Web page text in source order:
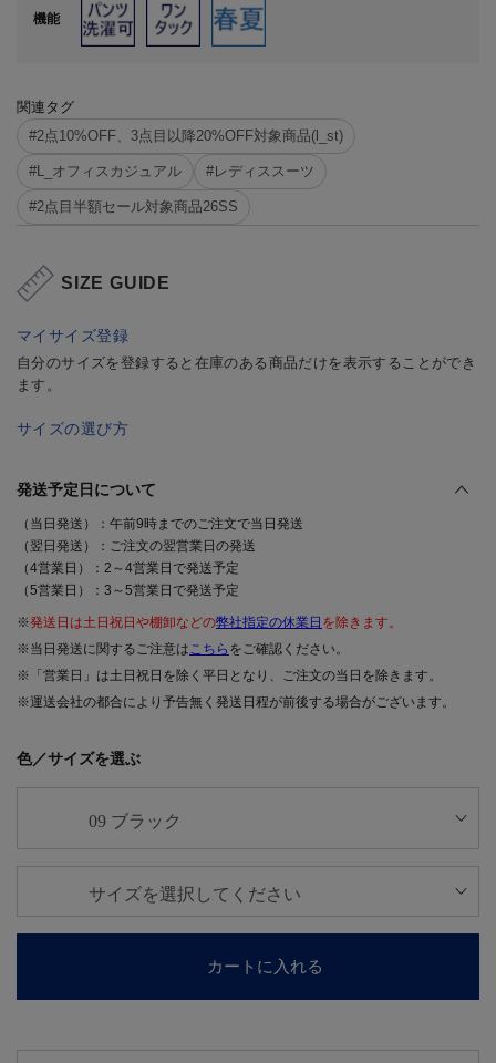
機能
関連タグ
#2点10%OFF、3点目以降20%OFF対象商品(l_st)
#L_オフィスカジュアル #レディススーツ
#2点目半額セール対象商品26SS
SIZE GUIDE
マイサイズ登録
自分のサイズを登録すると在庫のある商品だけを表示することができ
ます。
サイズの選び方
発送予定日について
（当日発送）：午前9時までのご注文で当日発送
（翌日発送）：ご注文の翌営業日の発送
（4営業日）：2～4営業日で発送予定
（5営業日）：3～5営業日で発送予定
※発送日は土日祝日や棚卸などの弊社指定の休業日 を除きます。
※当日発送に関するご注意はこちら をご確認ください。
※「営業日」は土日祝日を除く平日となり、ご注文の当日を除きます。
※運送会社の都合により予告無く発送日程が前後する場合がございます。
色／サイズを選ぶ
カートに入れる